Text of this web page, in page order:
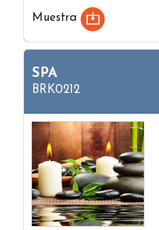
Muestra
SPA
BRK0212